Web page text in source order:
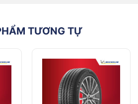
TƯƠNG TỰ